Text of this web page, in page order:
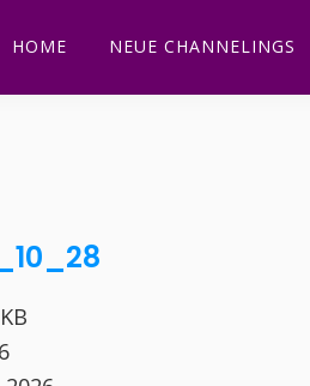
HOME NEUE CHANNELINGS